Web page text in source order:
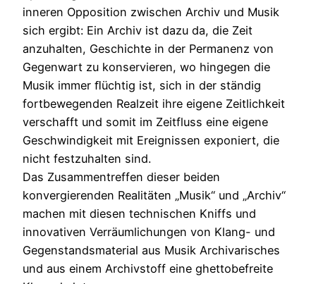
inneren Opposition zwischen Archiv und Musik
sich ergibt: Ein Archiv ist dazu da, die Zeit
anzuhalten, Geschichte in der Permanenz von
Gegenwart zu konservieren, wo hingegen die
Musik immer ﬂüchtig ist, sich in der ständig
fortbewegenden Realzeit ihre eigene Zeitlichkeit
verschafft und somit im Zeitfluss eine eigene
Geschwindigkeit mit Ereignissen exponiert, die
nicht festzuhalten sind.
Das Zusammentreffen dieser beiden
konvergierenden Realitäten „Musik“ und „Archiv“
machen mit diesen technischen Kniffs und
innovativen Verräumlichungen von Klang- und
Gegenstandsmaterial aus Musik Archivarisches
und aus einem Archivstoff eine ghettobefreite